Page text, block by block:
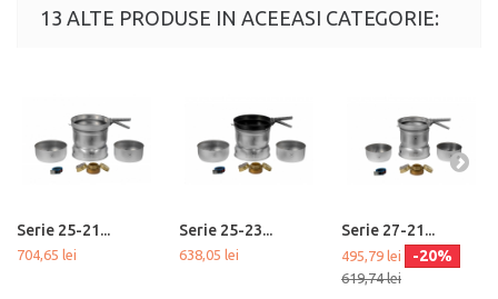
13 ALTE PRODUSE IN ACEEASI CATEGORIE:
Serie 25-21...
704,65 lei
Serie 25-23...
638,05 lei
Serie 27-21...
495,79 lei -20%
619,74 lei